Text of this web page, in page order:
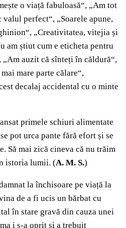
o viață fabuloasă“, „Am tot
valul perfect“, „Soarele apune,
„Creativitatea, vitejia și
am știut cum e eticheta pentru
auzit că sînteți în căldură“,
mare parte călare“,
decalaj accidental cu o minte
primele schiuri alimentate
pot urca pante fără efort și se
Să mai zică cineva că nu trăim
istoria lumii. (A. M. S.)
la închisoare pe viață la
de a fi ucis un bărbat cu
în stare gravă din cauza unei
i s-a oprit și a trebuit